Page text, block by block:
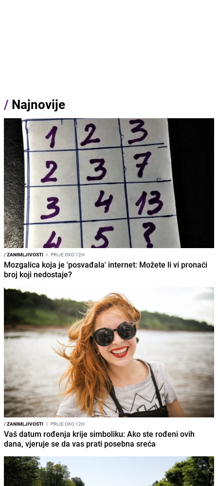
/ Najnovije
/ZANIMLJIVOSTI I PRIJE OKO 12H
Mozgalica koja je 'posvađala' internet: Možete li vi pronaći
broj koji nedostaje?
/ZANIMLJIVOSTI I PRIJE OKO 12H
Vaš datum rođenja krije simboliku: Ako ste rođeni ovih
dana, vjeruje se da vas prati posebna sreća